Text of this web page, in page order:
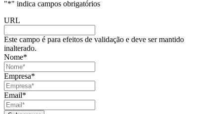
"*" indica campos obrigatórios
URL
Este campo é para efeitos de validação e deve ser mantido
inalterado.
Nome*
Empresa*
Email*